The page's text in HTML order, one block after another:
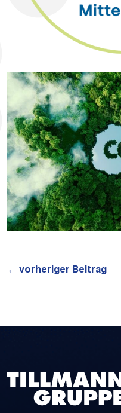
← vorheriger Beitrag